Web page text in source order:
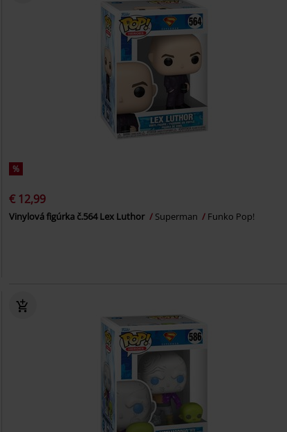
%
€ 12,99
Vinylová figúrka č.564 Lex Luthor Superman Funko Pop!